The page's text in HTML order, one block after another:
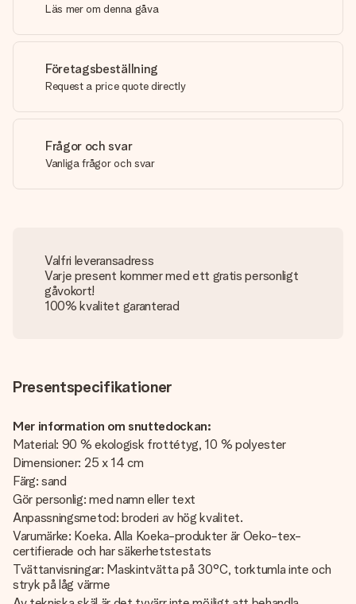
Läs mer om denna gåva
Företagsbeställning
Request a price quote directly
Frågor och svar
Vanliga frågor och svar
Valfri leveransadress
Varje present kommer med ett gratis personligt
gåvokort!
100% kvalitet garanterad
Presentspecifikationer
Mer information om snuttedockan:
Material: 90 % ekologisk frottétyg, 10 % polyester
Dimensioner: 25 x 14 cm
Färg: sand
Gör personlig: med namn eller text
Anpassningsmetod: broderi av hög kvalitet.
Varumärke: Koeka. Alla Koeka-produkter är Oeko-tex-
certifierade och har säkerhetstestats
Tvättanvisningar: Maskintvätta på 30°C, torktumla inte och
stryk på låg värme